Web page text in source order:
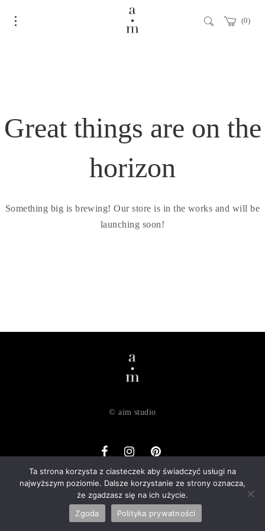
0
Great things are on the
horizon
Something big is brewing! Our store is in the works and will be
launching soon!
Ta strona korzysta z ciasteczek aby świadczyć usługi na
najwyższym poziomie. Dalsze korzystanie ze strony oznacza,
że zgadzasz się na ich użycie.
Zgoda
Polityka prywatności
© aim studio
o nas dostawa zwroty regulamin
polityka prywatności
kontakt